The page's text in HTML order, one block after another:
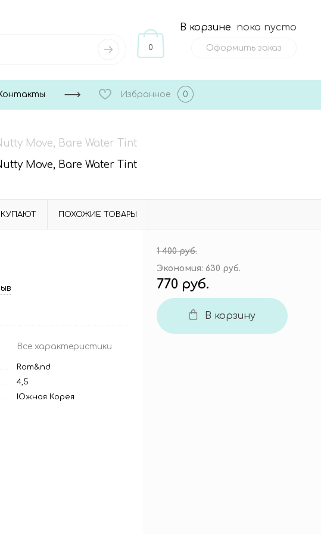
0
В корзине пока пусто
Оформить заказ
Избранное 0
Move, Bare Water Tint
Move, Bare Water Tint
ПОХОЖИЕ ТОВАРЫ
Все характеристики
Rom&nd
4,5
Южная Корея
1 400 руб.
Экономия: 630 руб.
770 руб.
В корзину